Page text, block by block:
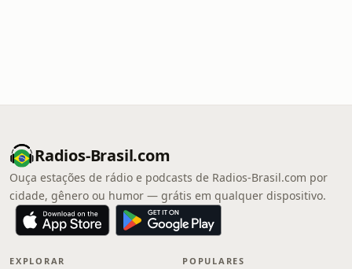
Radios-Brasil.com
Ouça estações de rádio e podcasts de Radios-Brasil.com por
cidade, gênero ou humor — grátis em qualquer dispositivo.
EXPLORAR POPULARES